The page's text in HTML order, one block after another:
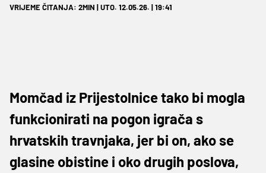
VRIJEME ČITANJA: 2MIN | UTO. 12.05.26. | 19:41
Momčad iz Prijestolnice tako bi mogla
funkcionirati na pogon igrača s
hrvatskih travnjaka, jer bi on, ako se
glasine obistine i oko drugih poslova,